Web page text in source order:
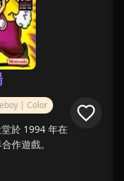
| Color
於 1994 年在
作遊戲。